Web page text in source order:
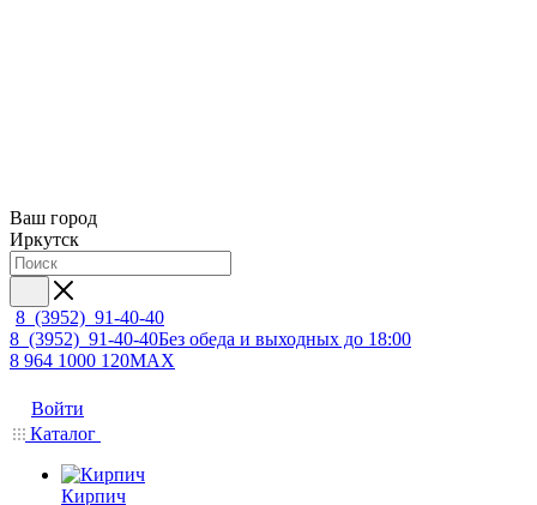
Ваш город
Иркутск
8 (3952) 91-40-40
8 (3952) 91-40-40Без обеда и выходных до 18:00
8 964 1000 120MAX
Войти
Каталог
Кирпич